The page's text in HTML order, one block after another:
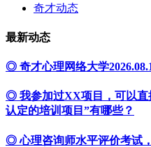
奇才动态
最新动态
◎ 奇才心理网络大学
◎ 我参加过XX项目，可以直
认定的培训项目”有哪些？
◎ 心理咨询师水平评价考试